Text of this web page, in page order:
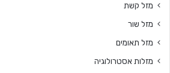
מזל קשת
מזל שור
מזל תאומים
מזלות אסטרולוגיה